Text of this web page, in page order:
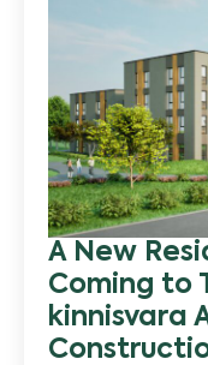
A New
Coming to
kinnisvara